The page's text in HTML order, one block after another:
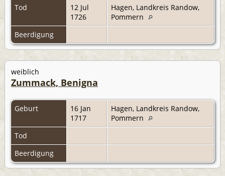
Tod
12 Jul
1726
Hagen, Landkreis Randow,
Pommern
Beerdigung
weiblich
Zummack, Benigna
Geburt
16 Jan
1717
Hagen, Landkreis Randow,
Pommern
Tod
Beerdigung